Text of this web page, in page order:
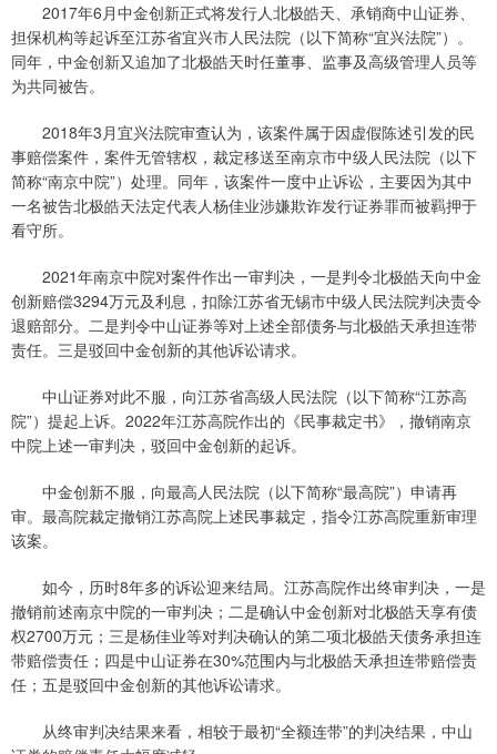
2017年6月中金创新正式将发行人北极皓天、承销商中山证券、
担保机构等起诉至江苏省宜兴市人民法院（以下简称“宜兴法院”）。
同年，中金创新又追加了北极皓天时任董事、监事及高级管理人员等
为共同被告。
2018年3月宜兴法院审查认为，该案件属于因虚假陈述引发的民
事赔偿案件，案件无管辖权，裁定移送至南京市中级人民法院（以下
简称“南京中院”）处理。同年，该案件一度中止诉讼，主要因为其中
一名被告北极皓天法定代表人杨佳业涉嫌欺诈发行证券罪而被羁押于
看守所。
2021年南京中院对案件作出一审判决，一是判令北极皓天向中金
创新赔偿3294万元及利息，扣除江苏省无锡市中级人民法院判决责令
退赔部分。二是判令中山证券等对上述全部债务与北极皓天承担连带
责任。三是驳回中金创新的其他诉讼请求。
中山证券对此不服，向江苏省高级人民法院（以下简称“江苏高
院”）提起上诉。2022年江苏高院作出的《民事裁定书》，撤销南京
中院上述一审判决，驳回中金创新的起诉。
中金创新不服，向最高人民法院（以下简称“最高院”）申请再
审。最高院裁定撤销江苏高院上述民事裁定，指令江苏高院重新审理
该案。
如今，历时8年多的诉讼迎来结局。江苏高院作出终审判决，一是
撤销前述南京中院的一审判决；二是确认中金创新对北极皓天享有债
权2700万元；三是杨佳业等对判决确认的第二项北极皓天债务承担连
带赔偿责任；四是中山证券在30%范围内与北极皓天承担连带赔偿责
任；五是驳回中金创新的其他诉讼请求。
从终审判决结果来看，相较于最初“全额连带”的判决结果，中山